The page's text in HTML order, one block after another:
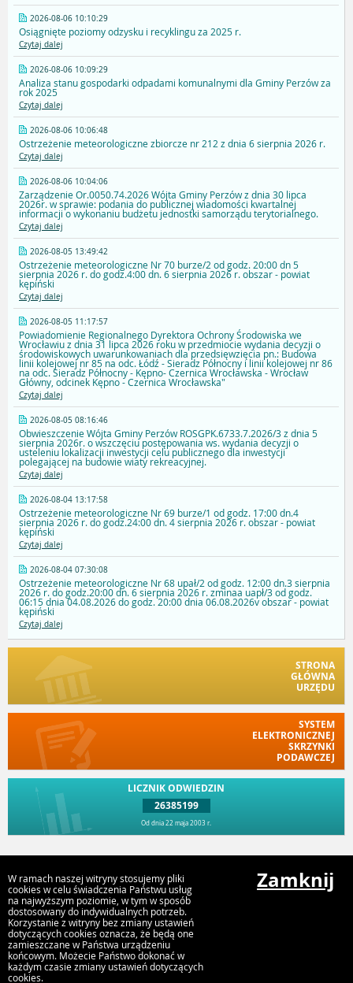
2026-08-06 10:10:29
Osiągnięte poziomy odzysku i recyklingu za 2025 r.
Czytaj dalej
2026-08-06 10:09:29
Analiza stanu gospodarki odpadami komunalnymi dla Gminy Perzów za
rok 2025
Czytaj dalej
2026-08-06 10:06:48
Ostrzeżenie meteorologiczne zbiorcze nr 212 z dnia 6 sierpnia 2026 r.
Czytaj dalej
2026-08-06 10:04:06
Zarządzenie Or.0050.74.2026 Wójta Gminy Perzów z dnia 30 lipca
2026r. w sprawie: podania do publicznej wiadomości kwartalnej
informacji o wykonaniu budżetu jednostki samorządu terytorialnego.
Czytaj dalej
2026-08-05 13:49:42
Ostrzeżenie meteorologiczne Nr 70 burze/2 od godz. 20:00 dn 5
sierpnia 2026 r. do godz.4:00 dn. 6 sierpnia 2026 r. obszar - powiat
kępiński
Czytaj dalej
2026-08-05 11:17:57
Powiadomienie Regionalnego Dyrektora Ochrony Środowiska we
Wrocławiu z dnia 31 lipca 2026 roku w przedmiocie wydania decyzji o
środowiskowych uwarunkowaniach dla przedsięwzięcia pn.: Budowa
linii kolejowej nr 85 na odc. Łódź - Sieradz Północny i linii kolejowej nr 86
na odc. Sieradz Północny - Kępno- Czernica Wrocławska - Wrocław
Główny, odcinek Kępno - Czernica Wrocławska"
Czytaj dalej
2026-08-05 08:16:46
Obwieszczenie Wójta Gminy Perzów ROSGPK.6733.7.2026/3 z dnia 5
sierpnia 2026r. o wszczęciu postępowania ws. wydania decyzji o
usteleniu lokalizacji inwestycji celu publicznego dla inwestycji
polegającej na budowie wiaty rekreacyjnej.
Czytaj dalej
2026-08-04 13:17:58
Ostrzeżenie meteorologiczne Nr 69 burze/1 od godz. 17:00 dn.4
sierpnia 2026 r. do godz.24:00 dn. 4 sierpnia 2026 r. obszar - powiat
kępiński
Czytaj dalej
2026-08-04 07:30:08
Ostrzeżenie meteorologiczne Nr 68 upał/2 od godz. 12:00 dn.3 sierpnia
2026 r. do godz.20:00 dn. 6 sierpnia 2026 r. zminaa uapł/3 od godz.
06:15 dnia 04.08.2026 do godz. 20:00 dnia 06.08.2026v obszar - powiat
kępiński
Czytaj dalej
STRONA
GŁÓWNA
URZĘDU
SYSTEM
ELEKTRONICZNEJ
SKRZYNKI
PODAWCZEJ
LICZNIK ODWIEDZIN
26385199
Od dnia 22 maja 2003 r.
Urząd Gminy Perzów
Perzów 78, 63-642 Perzów
W ramach naszej witryny stosujemy pliki
cookies w celu świadczenia Państwu usług
na najwyższym poziomie, w tym w sposób
dostosowany do indywidualnych potrzeb.
Korzystanie z witryny bez zmiany ustawień
dotyczących cookies oznacza, że będą one
zamieszczane w Państwa urządzeniu
końcowym. Możecie Państwo dokonać w
każdym czasie zmiany ustawień dotyczących
cookies.
Zamknij